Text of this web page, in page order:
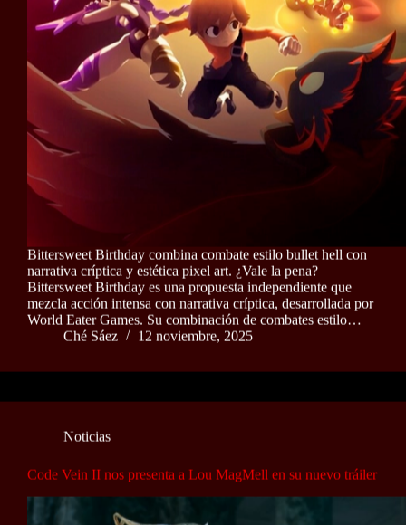
Bittersweet Birthday combina combate estilo bullet hell con
narrativa críptica y estética pixel art. ¿Vale la pena?
Bittersweet Birthday es una propuesta independiente que
mezcla acción intensa con narrativa críptica, desarrollada por
World Eater Games. Su combinación de combates estilo…
Ché Sáez
12 noviembre, 2025
Noticias
Code Vein II nos presenta a Lou MagMell en su nuevo tráiler